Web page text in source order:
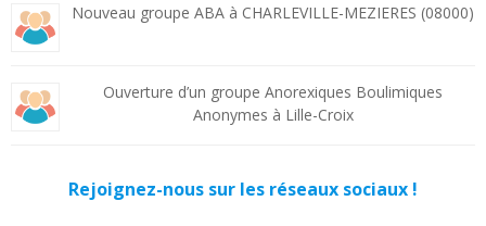
Nouveau groupe ABA à CHARLEVILLE-MEZIERES (08000)
Ouverture d’un groupe Anorexiques Boulimiques
Anonymes à Lille-Croix
Rejoignez-nous sur les réseaux sociaux !